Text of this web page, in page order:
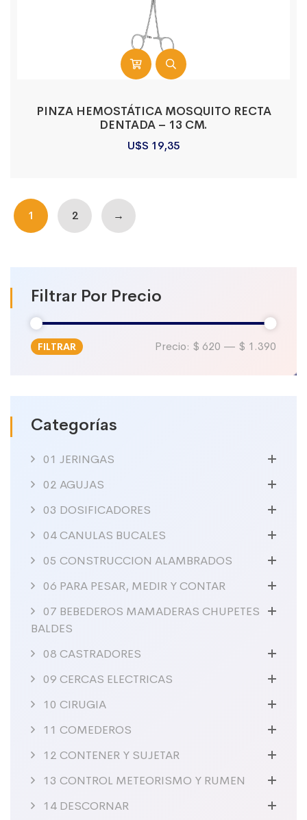
Filtrar Por Precio
Precio
Precio
FILTRAR Precio: $ 620 — $ 1.390
Categorías
01 JERINGAS
02 AGUJAS
03 DOSIFICADORES
04 CANULAS BUCALES
05 CONSTRUCCION ALAMBRADOS
06 PARA PESAR, MEDIR Y CONTAR
07 BEBEDEROS MAMADERAS CHUPETES
BALDES
08 CASTRADORES
09 CERCAS ELECTRICAS
10 CIRUGIA
11 COMEDEROS
12 CONTENER Y SUJETAR
13 CONTROL METEORISMO Y RUMEN
14 DESCORNAR
PINZA HEMOSTÁTICA MOSQUITO RECTA
DENTADA – 13 CM.
U$S 19,35
1 2 →